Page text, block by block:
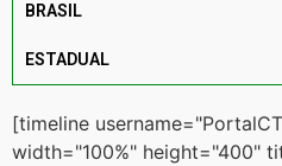
BRASIL
ESTADUAL
[timeline
width="100%" height="400"